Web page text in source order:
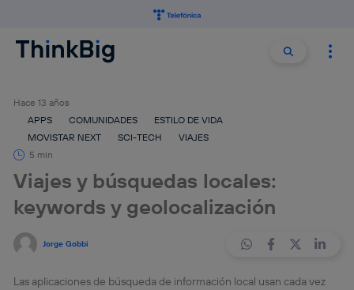
Buscar
Hace 13 años
APPS
COMUNIDADES
ESTILO DE VIDA
MOVISTAR NEXT
SCI-TECH
VIAJES
5 min
Viajes y búsquedas locales:
keywords y geolocalización
Jorge Gobbi
Las aplicaciones de búsqueda de información local usan cada vez